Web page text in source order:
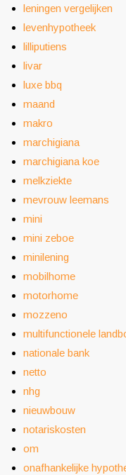
leningen vergelijken
levenhypotheek
lilliputiens
livar
luxe bbq
maand
makro
marchigiana
marchigiana koe
melkziekte
mevrouw leemans
mini
mini zeboe
minilening
mobilhome
motorhome
mozzeno
multifunctionele
nationale bank
netto
nhg
nieuwbouw
notariskosten
om
onafhankelijke